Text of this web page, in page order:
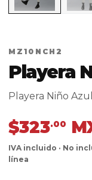
MZ10NCH2
Playera
Playera Niño
$323.00
IVA incluido · No
línea